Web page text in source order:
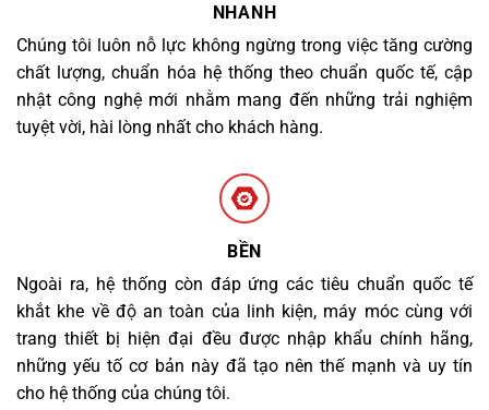
NHANH
Chúng tôi luôn nỗ lực không ngừng trong việc tăng cường
chất lượng, chuẩn hóa hệ thống theo chuẩn quốc tế, cập
nhật công nghệ mới nhằm mang đến những trải nghiệm
tuyệt vời, hài lòng nhất cho khách hàng.
BỀN
Ngoài ra, hệ thống còn đáp ứng các tiêu chuẩn quốc tế
khắt khe về độ an toàn của linh kiện, máy móc cùng với
trang thiết bị hiện đại đều được nhập khẩu chính hãng,
những yếu tố cơ bản này đã tạo nên thế mạnh và uy tín
cho hệ thống của chúng tôi.